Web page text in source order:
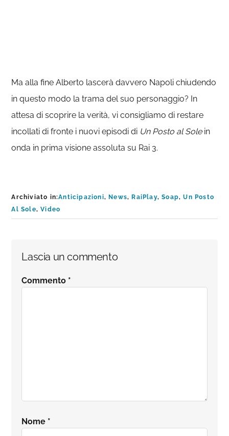
Ma alla fine Alberto lascerà davvero Napoli chiudendo
in questo modo la trama del suo personaggio? In
attesa di scoprire la verità, vi consigliamo di restare
incollati di fronte i nuovi episodi di Un Posto al Sole in
onda in prima visione assoluta su Rai 3.
Archiviato in:Anticipazioni, News, RaiPlay,Soap,Un Posto
Al Sole,Video
Interazioni
del
Lascia un commento
Commento *
Nome *